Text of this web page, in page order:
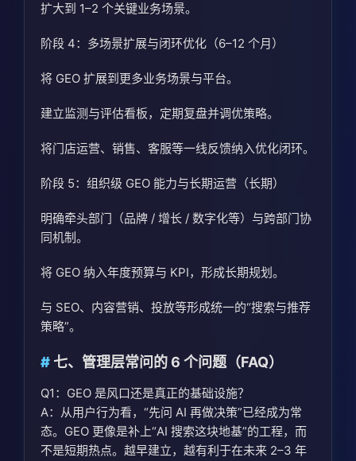
扩大到 1–2 个关键业务场景。
阶段 4：多场景扩展与闭环优化（6–12 个月）
将 GEO 扩展到更多业务场景与平台。
建立监测与评估看板，定期复盘并调优策略。
将门店运营、销售、客服等一线反馈纳入优化闭环。
阶段 5：组织级 GEO 能力与长期运营（长期）
明确牵头部门（品牌 / 增长 / 数字化等）与跨部门协
同机制。
将 GEO 纳入年度预算与 KPI，形成长期规划。
与 SEO、内容营销、投放等形成统一的“搜索与推荐
策略”。
七、管理层常问的 6 个问题（FAQ）
Q1：GEO 是风口还是真正的基础设施？
A：从用户行为看，“先问 AI 再做决策”已经成为常
态。GEO 更像是补上“AI 搜索这块地基”的工程，而
不是短期热点。越早建立，越有利于在未来 2–3 年